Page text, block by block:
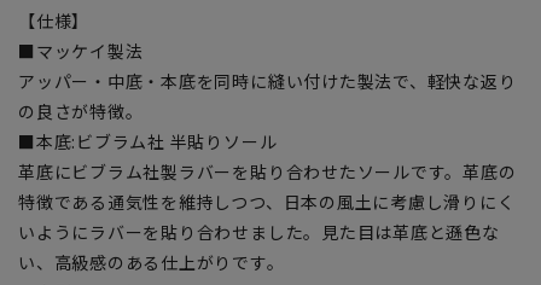
【仕様】
■マッケイ製法
アッパー・中底・本底を同時に縫い付けた製法で、軽快な返り
の良さが特徴。
■本底:ビブラム社 半貼りソール
革底にビブラム社製ラバーを貼り合わせたソールです。革底の
特徴である通気性を維持しつつ、日本の風土に考慮し滑りにく
いようにラバーを貼り合わせました。見た目は革底と遜色な
い、高級感のある仕上がりです。